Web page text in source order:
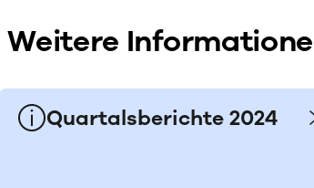
Weitere
Quartalsberichte 2024